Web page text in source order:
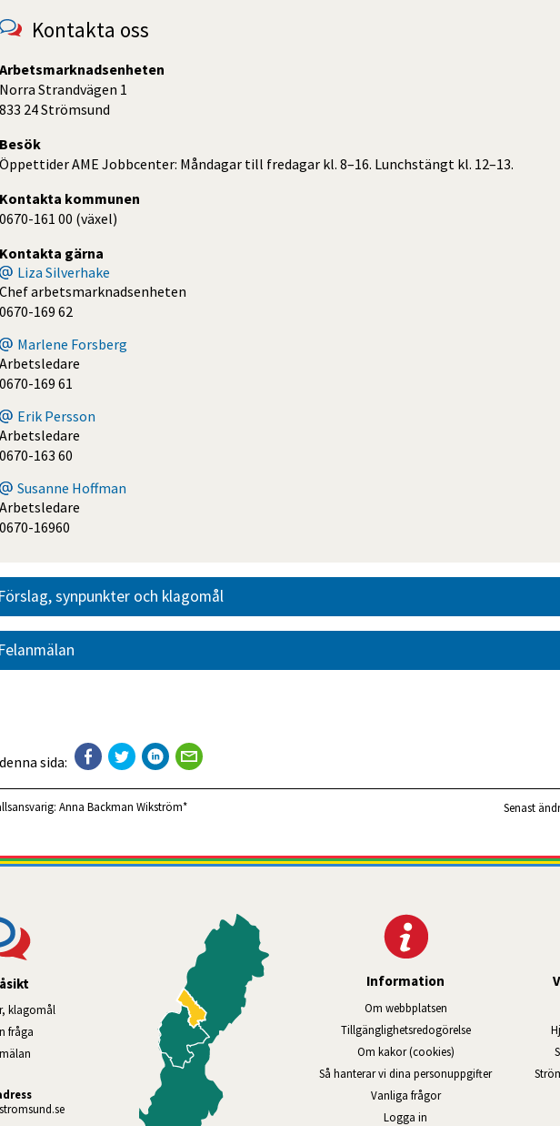
Kontakta oss
Arbetsmarknadsenheten
Norra Strandvägen 1
833 24 Strömsund
Besök
Öppettider AME Jobbcenter: Måndagar till fredagar kl. 8–16. Lunchstängt kl. 12–13.
Kontakta kommunen
0670-161 00 (växel)
Kontakta gärna
Liza Silverhake
Chef arbetsmarknadsenheten
0670-169 62
Marlene Forsberg
Arbetsledare
0670-169 61
Erik Persson
Arbetsledare
0670-163 60
Susanne Hoffman
Arbetsledare
0670-16960
synpunkter och klagomål
sida:
Anna Backman Wikström* Senast
klagomål
fråga
Information
Om webbplatsen
Tillgänglig­hets­redo­görelse
Om kakor (cookies)
Så hanterar vi dina personuppgifter
Vanliga frågor
Logga in